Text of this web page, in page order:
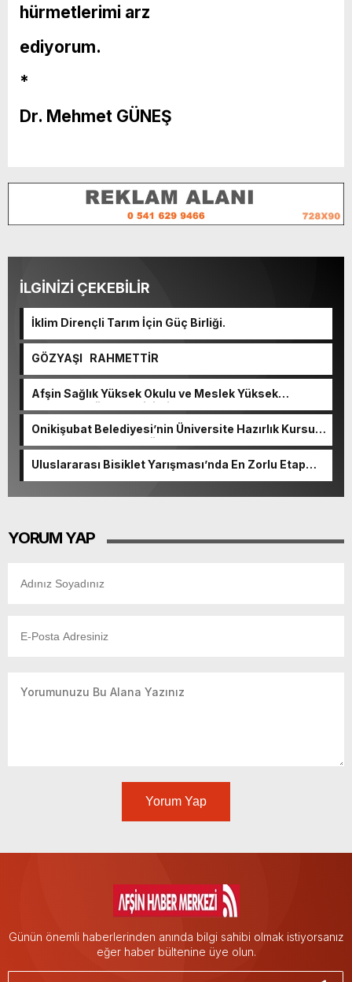
hürmetlerimi arz
ediyorum.
*
Dr. Mehmet GÜNEŞ
İLGİNİZİ ÇEKEBİLİR
İklim Dirençli Tarım İçin Güç Birliği.
GÖZYAŞI RAHMETTİR
Afşin Sağlık Yüksek Okulu ve Meslek Yüksek
Okulunda görev değişimi!
Onikişubat Belediyesi’nin Üniversite Hazırlık Kursu
başvurularında son gün 7 Ağustos.
Uluslararası Bisiklet Yarışması’nda En Zorlu Etap
YORUM YAP
Yorum Yap
Günün önemli haberlerinden anında bilgi sahibi olmak istiyorsanız
eğer haber bültenine üye olun.